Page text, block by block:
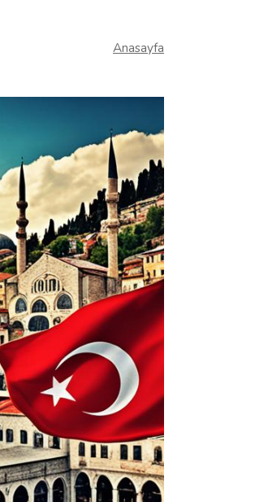
Anasayfa